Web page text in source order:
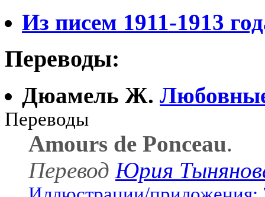
Из писем 1911-1913
Переводы:
Дюамель Ж.
Переводы
Amours de Ponceau.
Перевод Юрия